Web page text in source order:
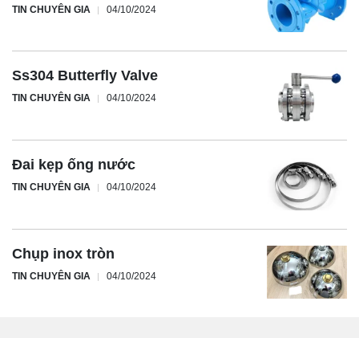
TIN CHUYÊN GIA 04/10/2024
Ss304 Butterfly Valve
TIN CHUYÊN GIA 04/10/2024
Đai kẹp ống nước
TIN CHUYÊN GIA 04/10/2024
Chụp inox tròn
TIN CHUYÊN GIA 04/10/2024